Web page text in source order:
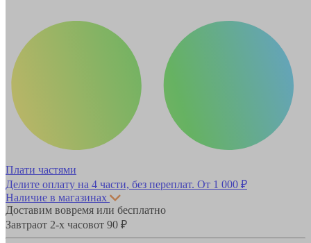
Плати частями
Делите оплату на 4 части, без переплат. От 1 000 ₽
Наличие в магазинах
Доставим вовремя или бесплатно
Завтраот 2-х часовот 90 ₽